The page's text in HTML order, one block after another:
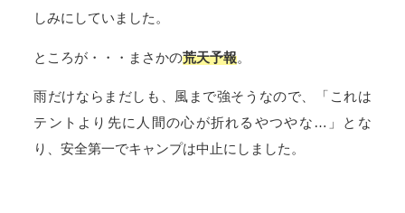
しみにしていました。
ところが・・・まさかの荒天予報。
雨だけならまだしも、風まで強そうなので、「これは
テントより先に人間の心が折れるやつやな…」とな
り、安全第一でキャンプは中止にしました。